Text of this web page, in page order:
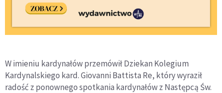
W imieniu kardynałów przemówił Dziekan Kolegium
Kardynalskiego kard. Giovanni Battista Re, który wyraził
radość z ponownego spotkania kardynałów z Następcą Św.